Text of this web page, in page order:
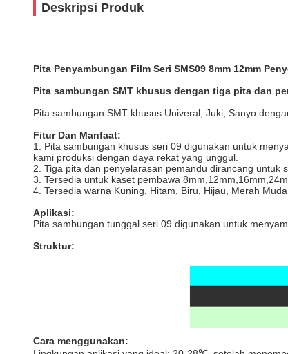
Deskripsi Produk
Pita Penyambungan Film Seri SMS09 8mm 12mm
Pita sambungan SMT khusus dengan tiga pita dan
Pita sambungan SMT khusus Univeral, Juki, Sanyo
Fitur Dan Manfaat:
1. Pita sambungan khusus seri 09 digunakan untuk
kami produksi dengan daya rekat yang unggul.
2. Tiga pita dan penyelarasan pemandu dirancang untuk
3. Tersedia untuk kaset pembawa
4. Tersedia warna Kuning, Hitam, Biru, Hijau, Merah
Aplikasi:
Pita sambungan tunggal seri 09 digunakan untuk
Struktur:
Cara menggunakan: